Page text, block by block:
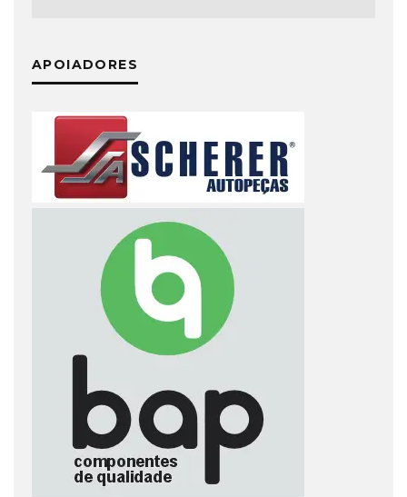
APOIADORES